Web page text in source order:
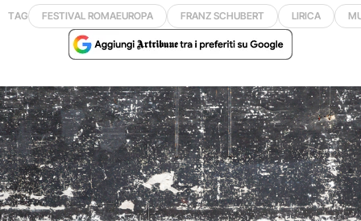
TAG FESTIVAL ROMAEUROPA FRANZ SCHUBERT LIRICA